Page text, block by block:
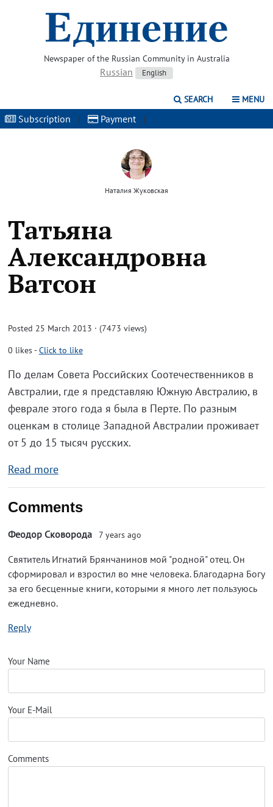
Newspaper of the Russian Community in Australia
Russian English
SEARCH MENU
Subscription | Payment |
Наталия Жуковская
Татьяна
Александровна
Ватсон
Posted 25 March 2013 · (7473 views)
0 likes-Click to like
По делам Совета Российских Соотечественников в
Австралии, где я представляю Южную Австралию, в
феврале этого года я была в Перте. По разным
оценкам в столице Западной Австралии проживает
от 5 до 15 тысяч русских.
Read more
Comments
Феодор Сковорода 7 years ago
Святитель Игнатий Брянчанинов мой "родной" отец. Он
сформировал и взростил во мне человека. Благодарна Богу
за его бесценные книги, которыми я много лет пользуюсь
ежедневно.
Reply
Your Name
Your E-Mail
Comments